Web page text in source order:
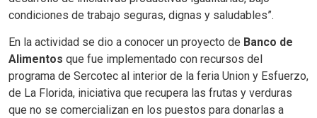
condiciones de trabajo seguras, dignas y saludables”.
En la actividad se dio a conocer un proyecto de Banco de
Alimentos que fue implementado con recursos del
programa de Sercotec al interior de la feria Union y Esfuerzo,
de La Florida, iniciativa que recupera las frutas y verduras
que no se comercializan en los puestos para donarlas a